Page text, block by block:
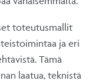
toteutusmallit
ja eri
Tämä
laatua, teknistä